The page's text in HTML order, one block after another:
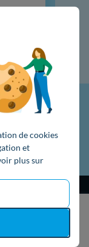
de cookies
et
plus sur